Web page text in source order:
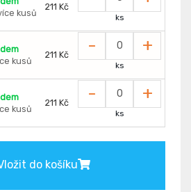
kusů
211 Kč
ks
kusů
211 Kč - +
ks
kusů
211 Kč - +
ks
do košíku